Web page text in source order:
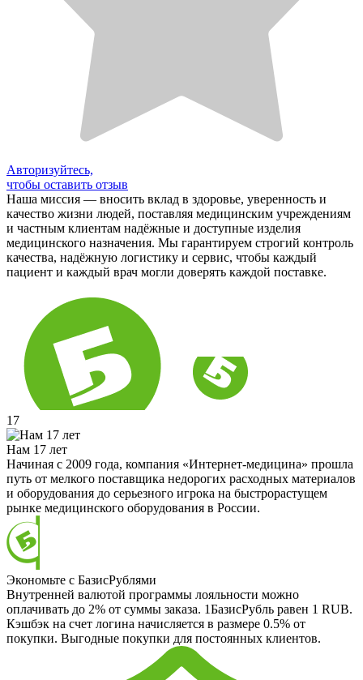
Авторизуйтесь,
чтобы оставить отзыв
Наша миссия — вносить вклад в здоровье, уверенность и
качество жизни людей, поставляя медицинским учреждениям
и частным клиентам надёжные и доступные изделия
медицинского назначения. Мы гарантируем строгий контроль
качества, надёжную логистику и сервис, чтобы каждый
пациент и каждый врач могли доверять каждой поставке.
17
Нам 17 лет
Начиная с 2009 года, компания «Интернет-медицина» прошла
путь от мелкого поставщика недорогих расходных материалов
и оборудования до серьезного игрока на быстрорастущем
рынке медицинского оборудования в России.
Экономьте с БазисРублями
Внутренней валютой программы лояльности можно
оплачивать до 2% от суммы заказа. 1БазисРубль равен 1 RUB.
Кэшбэк на счет логина начисляется в размере 0.5% от
покупки. Выгодные покупки для постоянных клиентов.